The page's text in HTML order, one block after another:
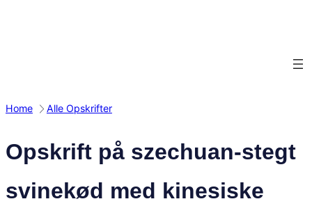
Home Alle Opskrifter
Opskrift på szechuan-stegt
svinekød med kinesiske